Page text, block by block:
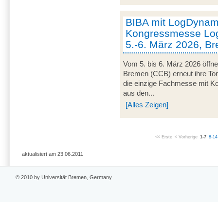
BIBA mit
Kongressmesse
5.-6. März 2026,
Vom 5. bis 6. März 2026
Bremen (CCB) erneut ihre
die einzige Fachmesse mit
aus den...
[Alles Zeigen]
<< Erste < Vorherige 1-7 8-14
aktualisiert am 23.06.2011
© 2010 by Universität Bremen, Germany